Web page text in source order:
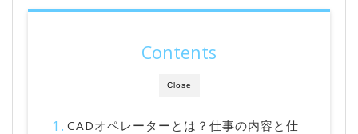
Close
Contents
CADオペレーターとは？仕事の内容と仕